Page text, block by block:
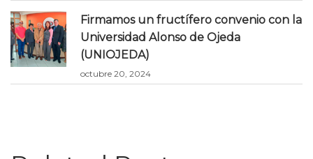
Firmamos un fructífero convenio con la
Universidad Alonso de Ojeda
(UNIOJEDA)
octubre 20, 2024